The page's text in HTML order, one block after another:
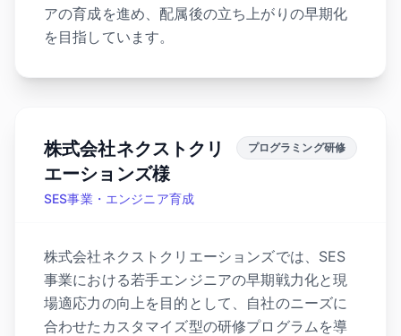
アの育成を進め、配属後の立ち上がりの早期化
を目指しています。
株式会社ネクストクリ
エーションズ様
SES事業・エンジニア育成
プログラミング研修
株式会社ネクストクリエーションズでは、SES
事業における若手エンジニアの早期戦力化と現
場適応力の向上を目的として、自社のニーズに
合わせたカスタマイズ型の研修プログラムを導